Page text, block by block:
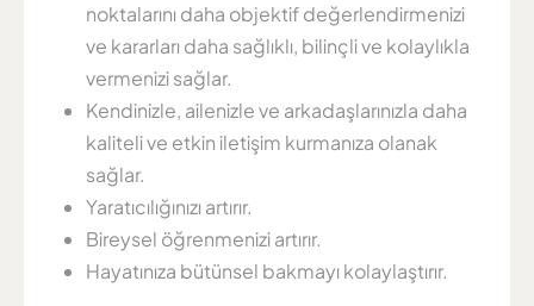
noktalarını daha objektif değerlendirmenizi
ve kararları daha sağlıklı, bilinçli ve kolaylıkla
vermenizi sağlar.
Kendinizle, ailenizle ve arkadaşlarınızla daha
kaliteli ve etkin iletişim kurmanıza olanak
sağlar.
Yaratıcılığınızı artırır.
Bireysel öğrenmenizi artırır.
Hayatınıza bütünsel bakmayı kolaylaştırır.